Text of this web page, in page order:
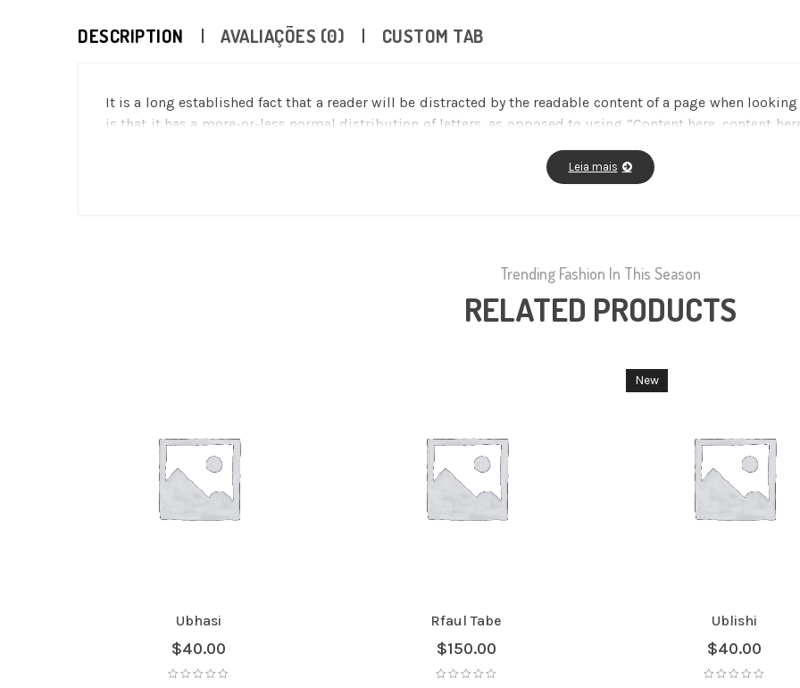
DESCRIPTION AVALIAÇÕES (0) CUSTOM TAB
It is a long established fact that a reader will be distracted by the readable content of a page when
is that it has a more-or-less normal distribution of letters, as opposed to using “Content here, content
many web sites still in their infancy. Various versions have evolved over the years, sometimes by
Leia mais
Trending Fashion In This Season
RELATED PRODUCTS
Ubhasi
$40.00
Rfaul Tabe
$150.00
New
Ublishi
$40.00